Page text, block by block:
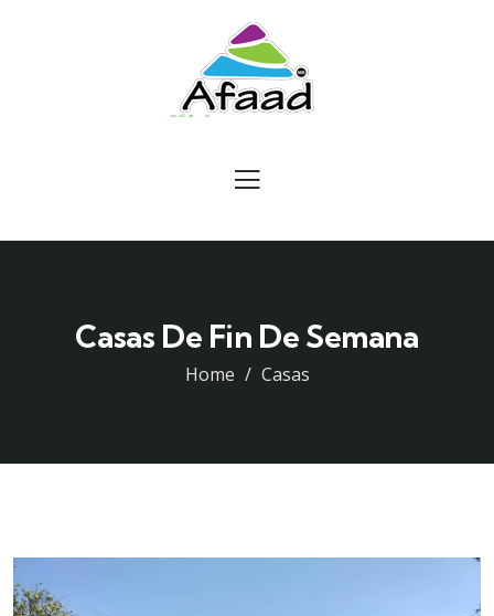
Casas De Fin De Semana
Home Casas